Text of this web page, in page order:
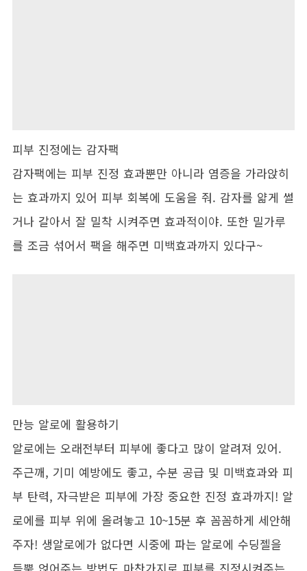
피부 진정에는 감자팩
감자팩에는 피부 진정 효과뿐만 아니라 염증을 가라앉히
는 효과까지 있어 피부 회복에 도움을 줘. 감자를 얇게 썰
거나 갈아서 잘 밀착 시켜주면 효과적이야. 또한 밀가루
를 조금 섞어서 팩을 해주면 미백효과까지 있다구~
만능 알로에 활용하기
알로에는 오래전부터 피부에 좋다고 많이 알려져 있어.
주근깨, 기미 예방에도 좋고, 수분 공급 및 미백효과와 피
부 탄력, 자극받은 피부에 가장 중요한 진정 효과까지! 알
로에를 피부 위에 올려놓고 10~15분 후 꼼꼼하게 세안해
주자! 생알로에가 없다면 시중에 파는 알로에 수딩젤을